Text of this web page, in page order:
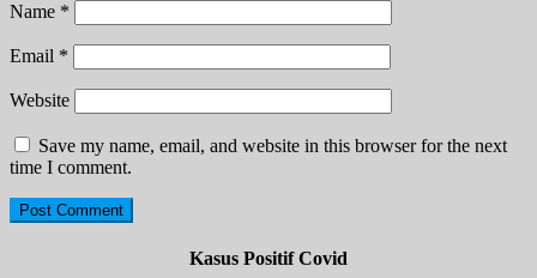
Name *
Email *
Website
Save my name, email, and website in this browser for the next
time I comment.
Kasus Positif Covid